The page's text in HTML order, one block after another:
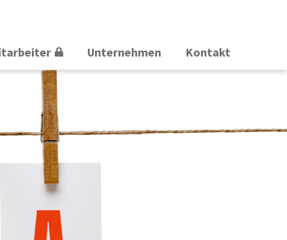
Unternehmen Kontakt